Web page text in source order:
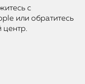
с
или обратитесь
центр.